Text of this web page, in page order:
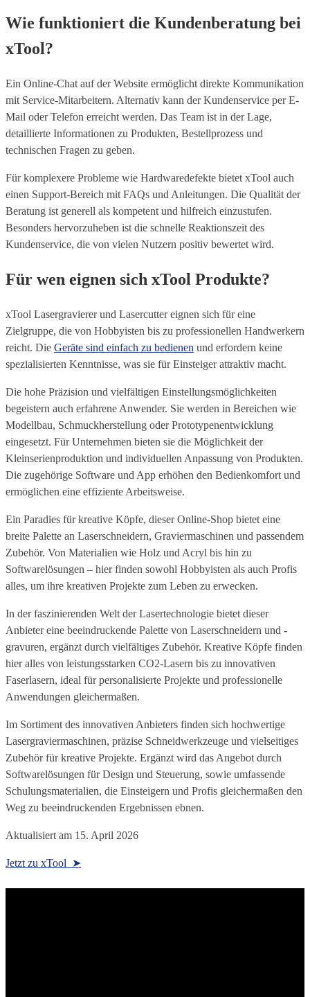
Wie funktioniert die Kundenberatung bei
xTool?
Ein Online-Chat auf der Website ermöglicht direkte Kommunikation
mit Service-Mitarbeitern. Alternativ kann der Kundenservice per E-
Mail oder Telefon erreicht werden. Das Team ist in der Lage,
detaillierte Informationen zu Produkten, Bestellprozess und
technischen Fragen zu geben.
Für komplexere Probleme wie Hardwaredefekte bietet xTool auch
einen Support-Bereich mit FAQs und Anleitungen. Die Qualität der
Beratung ist generell als kompetent und hilfreich einzustufen.
Besonders hervorzuheben ist die schnelle Reaktionszeit des
Kundenservice, die von vielen Nutzern positiv bewertet wird.
Für wen eignen sich xTool Produkte?
xTool Lasergravierer und Lasercutter eignen sich für eine
Zielgruppe, die von Hobbyisten bis zu professionellen Handwerkern
reicht. Die Geräte sind einfach zu bedienen und erfordern keine
spezialisierten Kenntnisse, was sie für Einsteiger attraktiv macht.
Die hohe Präzision und vielfältigen Einstellungsmöglichkeiten
begeistern auch erfahrene Anwender. Sie werden in Bereichen wie
Modellbau, Schmuckherstellung oder Prototypenentwicklung
eingesetzt. Für Unternehmen bieten sie die Möglichkeit der
Kleinserienproduktion und individuellen Anpassung von Produkten.
Die zugehörige Software und App erhöhen den Bedienkomfort und
ermöglichen eine effiziente Arbeitsweise.
Ein Paradies für kreative Köpfe, dieser Online-Shop bietet eine
breite Palette an Laserschneidern, Graviermaschinen und passendem
Zubehör. Von Materialien wie Holz und Acryl bis hin zu
Softwarelösungen – hier finden sowohl Hobbyisten als auch Profis
alles, um ihre kreativen Projekte zum Leben zu erwecken.
In der faszinierenden Welt der Lasertechnologie bietet dieser
Anbieter eine beeindruckende Palette von Laserschneidern und -
gravuren, ergänzt durch vielfältiges Zubehör. Kreative Köpfe finden
hier alles von leistungsstarken CO2-Lasern bis zu innovativen
Faserlasern, ideal für personalisierte Projekte und professionelle
Anwendungen gleichermaßen.
Im Sortiment des innovativen Anbieters finden sich hochwertige
Lasergraviermaschinen, präzise Schneidwerkzeuge und vielseitiges
Zubehör für kreative Projekte. Ergänzt wird das Angebot durch
Softwarelösungen für Design und Steuerung, sowie umfassende
Schulungsmaterialien, die Einsteigern und Profis gleichermaßen den
Weg zu beeindruckenden Ergebnissen ebnen.
Aktualisiert am 15. April 2026
Jetzt zu xTool ➤